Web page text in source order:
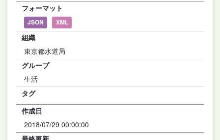
フォーマット
JSON XML
組織
東京都水道局
グループ
生活
タグ
作成日
2018/07/29 00:00:00